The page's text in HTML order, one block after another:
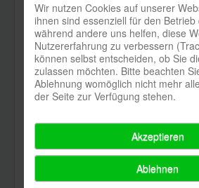
piknik_363
Autor: Keine Angabe
Zugriffe: 7637
Downloads: 1560
Bewertung: Keine
Autor:
Zugriffe:
Wir nutzen Cookies auf unserer
ihnen sind essenziell für den Betrieb
während andere uns helfen, diese
Nutzererfahrung zu verbessern
können selbst entscheiden, ob Sie
zulassen möchten. Bitte beachten
Ablehnung womöglich nicht mehr
der Seite zur Verfügung stehen.
Akzeptieren
Ablehnen